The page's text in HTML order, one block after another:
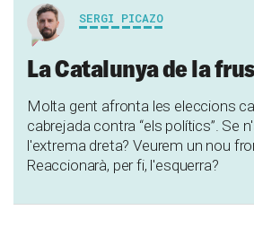
SERGI PICAZO
La Catalunya de la
Molta gent afronta les eleccions
cabrejada contra “els polítics”. Se
l'extrema dreta? Veurem un nou
Reaccionarà, per fi, l'esquerra?